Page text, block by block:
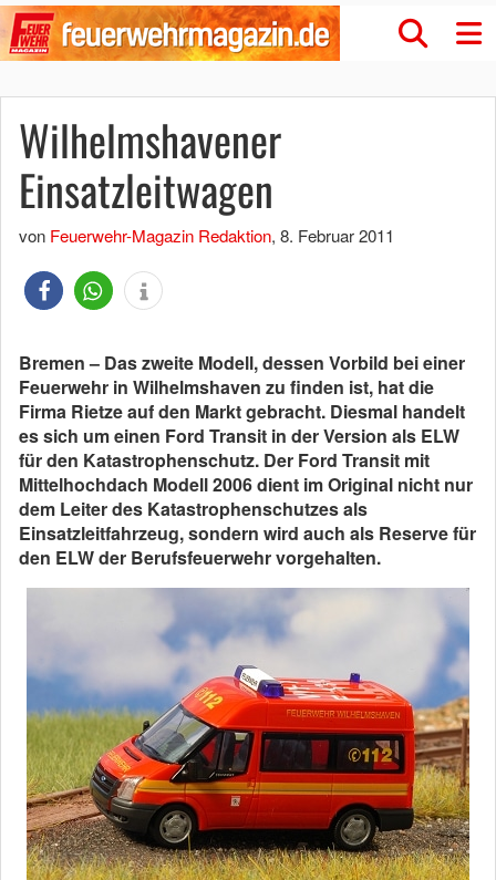
Wilhelmshavener
Einsatzleitwagen
von Feuerwehr-Magazin Redaktion, 8. Februar 2011
Bremen – Das zweite Modell, dessen Vorbild bei einer
Feuerwehr in Wilhelmshaven zu finden ist, hat die
Firma Rietze auf den Markt gebracht. Diesmal handelt
es sich um einen Ford Transit in der Version als ELW
für den Katastrophenschutz. Der Ford Transit mit
Mittelhochdach Modell 2006 dient im Original nicht nur
dem Leiter des Katastrophenschutzes als
Einsatzleitfahrzeug, sondern wird auch als Reserve für
den ELW der Berufsfeuerwehr vorgehalten.